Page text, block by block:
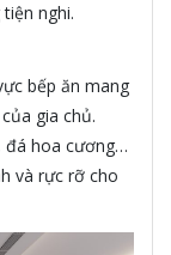
nghi.
bếp ăn mang
gia chủ.
đá hoa cương…
và rực rỡ cho